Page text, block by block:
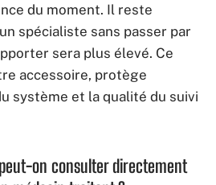
du moment. Il reste
spécialiste sans passer par
sera plus élevé. Ce
accessoire, protège
système et la qualité du suivi
on consulter directement